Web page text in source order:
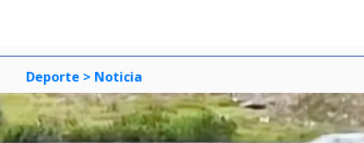
Deporte > Noticia